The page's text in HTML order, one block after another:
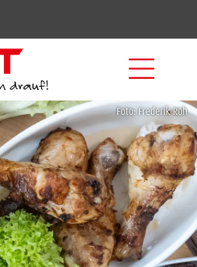
Foto: Frederik Röh